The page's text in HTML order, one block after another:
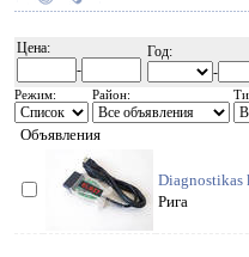
Цена:
-
Год:
-
Режим: Район:
Объявления
Diagnostikas
Рига